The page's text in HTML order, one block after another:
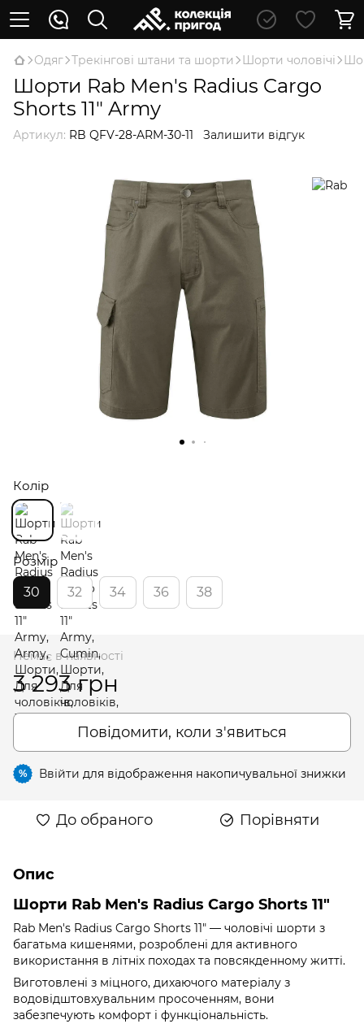
Oдяг Трекінгові штани та шорти Шорти чоловічі
Шорти Rab Men's Radius Cargo
Shorts 11" Army
Артикул: RB QFV-28-ARM-30-11 Залишити відгук
Колір
Розмір
30
32 34 36 38
Немає в наявності
3 293 грн
Повідомити, коли з'явиться
% Ввійти для відображення накопичувальної знижки
До обраного Порівняти
Опис
Шорти Rab Men's Radius Cargo Shorts 11"
Rab Men's Radius Cargo Shorts 11" — чоловічі шорти з
багатьма кишенями, розроблені для активного
використання в літніх походах та повсякденному житті.
Виготовлені з міцного, дихаючого матеріалу з
водовідштовхувальним просоченням, вони
забезпечують комфорт і функціональність.